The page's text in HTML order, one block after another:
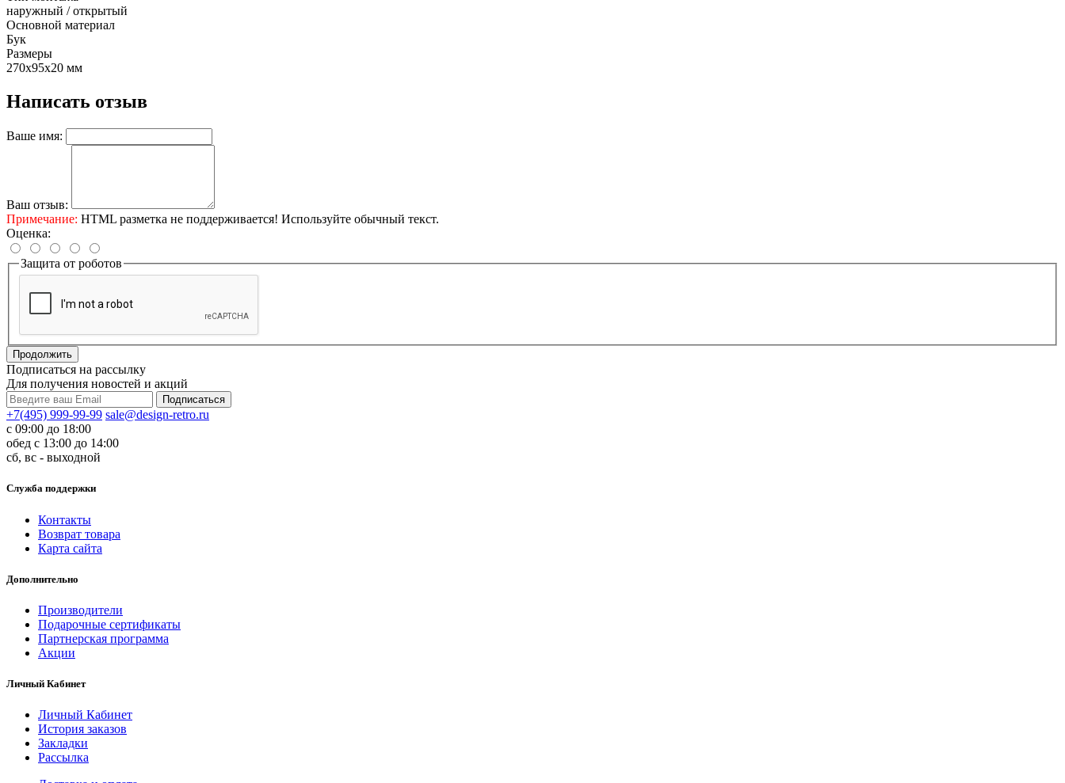
наружный / открытый
Основной материал
Бук
Размеры
270х95х20 мм
Написать отзыв
Ваше имя:
Ваш отзыв:
Примечание: HTML разметка не поддерживается! Используйте обычный текст.
Оценка:
Защита от роботов
Продолжить
Подписаться на рассылку
Для получения новостей и акций
+7(495) 999-99-99 sale@design-retro.ru
с 09:00 до 18:00
обед с 13:00 до 14:00
сб, вс - выходной
Служба поддержки
Контакты
Возврат товара
Карта сайта
Дополнительно
Производители
Подарочные сертификаты
Партнерская программа
Акции
Личный Кабинет
Личный Кабинет
История заказов
Закладки
Рассылка